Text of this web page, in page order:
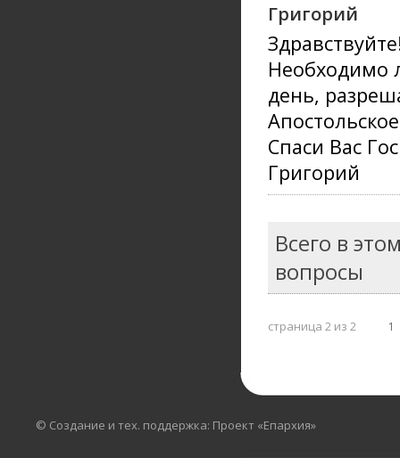
Григорий
Необходимо
день,
Спаси Вас
Григорий
Всего в
вопросы
страница 2 из 2 1
© Создание и тех. поддержка: Проект «Епархия»